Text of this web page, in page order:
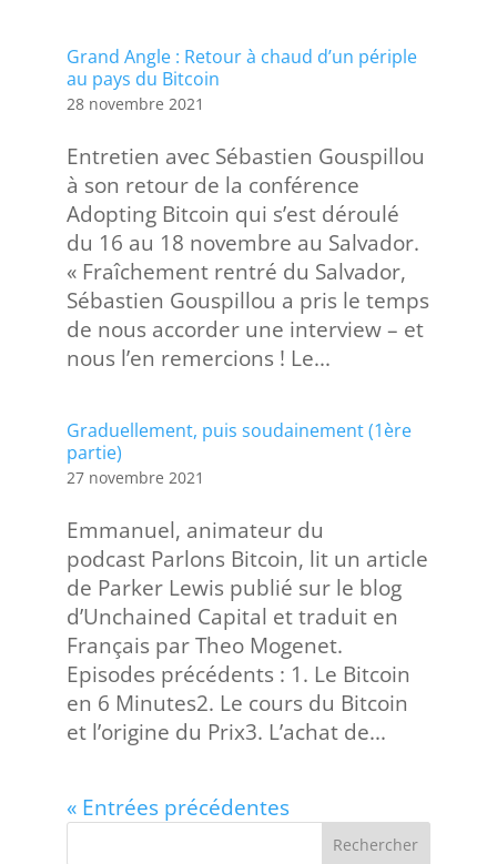
Grand Angle : Retour à chaud d’un périple
au pays du Bitcoin
28 novembre 2021
Entretien avec Sébastien Gouspillou
à son retour de la conférence
Adopting Bitcoin qui s’est déroulé
du 16 au 18 novembre au Salvador.
« Fraîchement rentré du Salvador,
Sébastien Gouspillou a pris le temps
de nous accorder une interview – et
nous l’en remercions ! Le...
Graduellement, puis soudainement (1ère
partie)
27 novembre 2021
Emmanuel, animateur du
podcast Parlons Bitcoin, lit un article
de Parker Lewis publié sur le blog
d’Unchained Capital et traduit en
Français par Theo Mogenet.
Episodes précédents : 1. Le Bitcoin
en 6 Minutes2. Le cours du Bitcoin
et l’origine du Prix3. L’achat de...
« Entrées précédentes